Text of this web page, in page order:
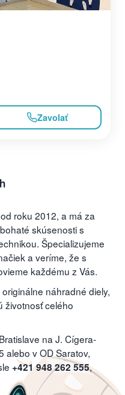
Zavolať
roku 2012, a má za
skúsenosti s
Špecializujeme
a veríme, že s
každému z Vás.
náhradné diely,
životnosť celého
na J. Cígera-
alebo v OD Saratov,
+421 948 262 555,